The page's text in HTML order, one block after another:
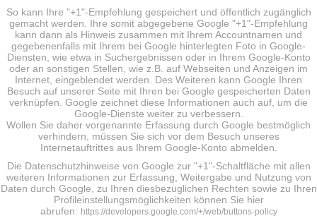
So kann Ihre "+1"-Empfehlung gespeichert und öffentlich zugänglich
gemacht werden. Ihre somit abgegebene Google "+1"-Empfehlung
kann dann als Hinweis zusammen mit Ihrem Accountnamen und
gegebenenfalls mit Ihrem bei Google hinterlegten Foto in Google-
Diensten, wie etwa in Suchergebnissen oder in Ihrem Google-Konto
oder an sonstigen Stellen, wie z.B. auf Webseiten und Anzeigen im
Internet, eingeblendet werden. Des Weiteren kann Google Ihren
Besuch auf unserer Seite mit Ihren bei Google gespeicherten Daten
verknüpfen. Google zeichnet diese Informationen auch auf, um die
Google-Dienste weiter zu verbessern.
Wollen Sie daher vorgenannte Erfassung durch Google bestmöglich
verhindern, müssen Sie sich vor dem Besuch unseres
Internetauftrittes aus Ihrem Google-Konto abmelden.
Die Datenschutzhinweise von Google zur "+1"-Schaltfläche mit allen
weiteren Informationen zur Erfassung, Weitergabe und Nutzung von
Daten durch Google, zu Ihren diesbezüglichen Rechten sowie zu Ihren
Profileinstellungsmöglichkeiten können Sie hier
abrufen: https://developers.google.com/+/web/buttons-policy